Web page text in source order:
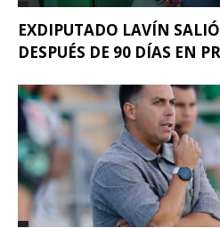
EXDIPUTADO LAVÍN
DESPUÉS DE 90 DÍAS EN